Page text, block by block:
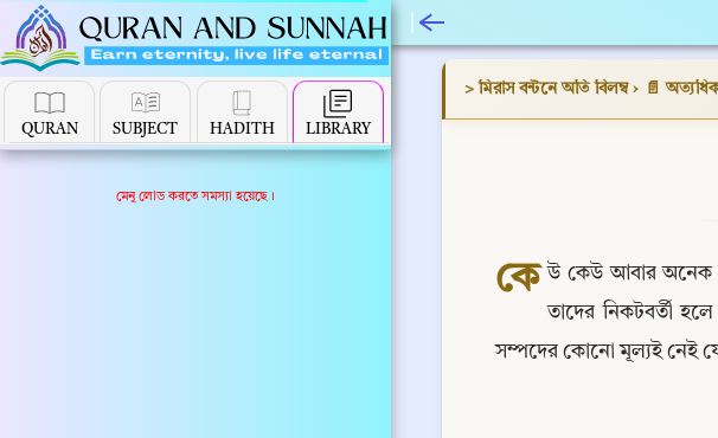
QURAN SUBJECT HADITH LIBRARY
মেনু লোড করতে সমস্যা হয়েছে।
> মিরাস বন্টনে অতি বিলম্ব › 📄
কে উ কেউ আবার অনেক
তাদের নিকটবর্তী
সম্পদের কোনো মূল্যই নেই